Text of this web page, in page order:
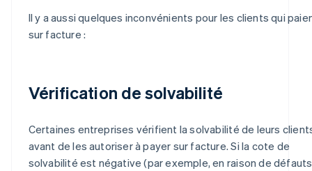
Il y a aussi quelques inconvénients pour les clients qui
sur facture :
Vérification de solvabilité
Certaines entreprises vérifient la solvabilité de leurs
avant de les autoriser à payer sur facture. Si la cote de
solvabilité est négative (par exemple, en raison de défauts